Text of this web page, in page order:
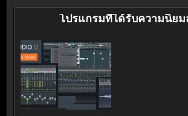
โปรแกรมที่ได้รับความนิยม